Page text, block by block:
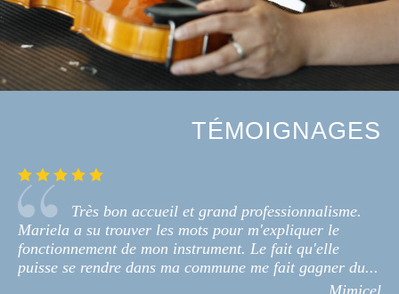
TÉMOIGNAGES
Très bon accueil et grand professionnalisme.
Mariela a su trouver les mots pour m'expliquer le
fonctionnement de mon instrument. Le fait qu'elle
puisse se rendre dans ma commune me fait gagner du...
Mimicel